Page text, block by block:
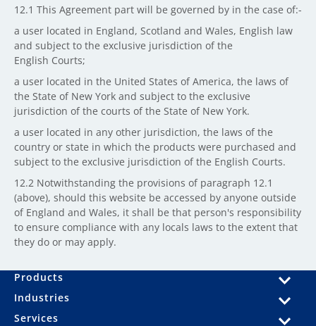
12.1 This Agreement part will be governed by in the case of:-
a user located in England, Scotland and Wales, English law
and subject to the exclusive jurisdiction of the
English Courts;
a user located in the United States of America, the laws of
the State of New York and subject to the exclusive
jurisdiction of the courts of the State of New York.
a user located in any other jurisdiction, the laws of the
country or state in which the products were purchased and
subject to the exclusive jurisdiction of the English Courts.
12.2 Notwithstanding the provisions of paragraph 12.1
(above), should this website be accessed by anyone outside
of England and Wales, it shall be that person's responsibility
to ensure compliance with any locals laws to the extent that
they do or may apply.
Products
Industries
Services